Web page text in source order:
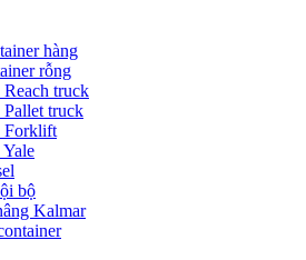
hàng
rỗng
truck
Pallet truck
Forklift
bộ
Kalmar